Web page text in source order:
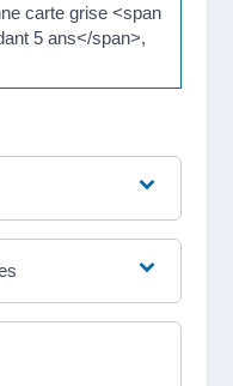
carte grise <span
5 ans</span>,